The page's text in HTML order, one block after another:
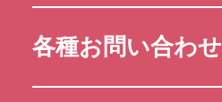
各種お問い合わせ